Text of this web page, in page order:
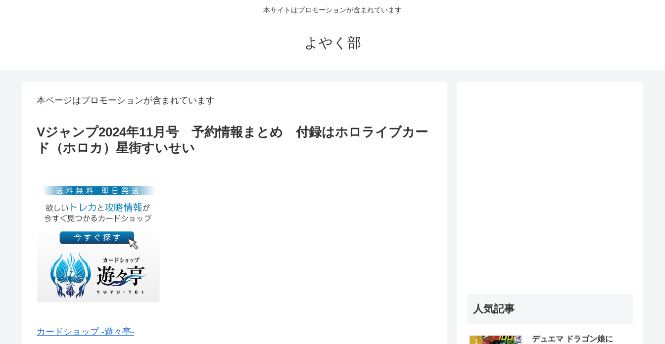
本サイトはプロモーションが含まれています
よやく部
本ページはプロモーションが含まれています
Vジャンプ2024年11月号 予約情報まとめ 付録はホロライブカー
ド（ホロカ）星街すいせい
カードショップ -遊々亭-
人気記事
デュエマ ドラゴン娘に